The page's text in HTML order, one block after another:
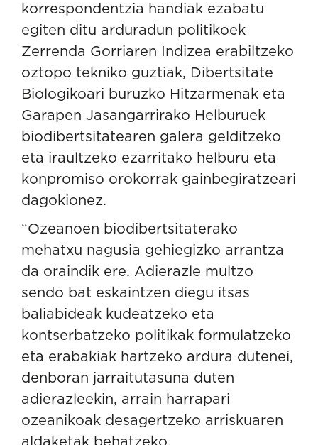
korrespondentzia handiak ezabatu
egiten ditu arduradun politikoek
Zerrenda Gorriaren Indizea erabiltzeko
oztopo tekniko guztiak, Dibertsitate
Biologikoari buruzko Hitzarmenak eta
Garapen Jasangarrirako Helburuek
biodibertsitatearen galera gelditzeko
eta iraultzeko ezarritako helburu eta
konpromiso orokorrak gainbegiratzeari
dagokionez.
“Ozeanoen biodibertsitaterako
mehatxu nagusia gehiegizko arrantza
da oraindik ere. Adierazle multzo
sendo bat eskaintzen diegu itsas
baliabideak kudeatzeko eta
kontserbatzeko politikak formulatzeko
eta erabakiak hartzeko ardura dutenei,
denboran jarraitutasuna duten
adierazleekin, arrain harrapari
ozeanikoak desagertzeko arriskuaren
aldaketak behatzeko,